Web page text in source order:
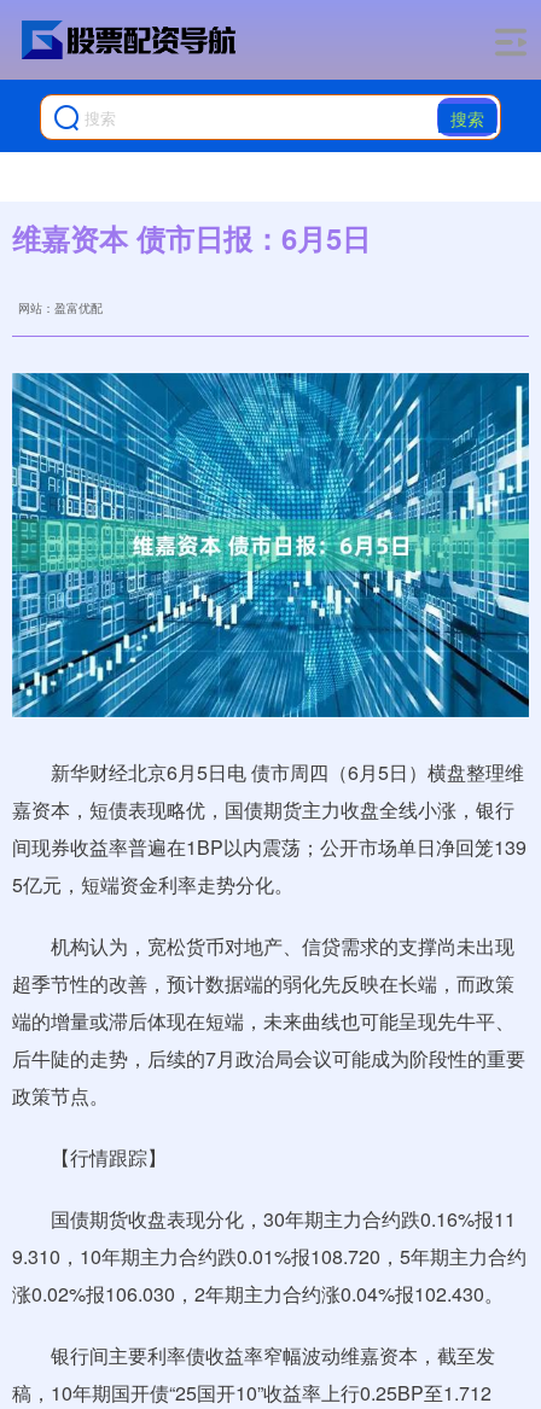
搜索
维嘉资本 债市日报：6月5日
网站：盈富优配
新华财经北京6月5日电 债市周四（6月5日）横盘整理维
嘉资本，短债表现略优，国债期货主力收盘全线小涨，银行
间现券收益率普遍在1BP以内震荡；公开市场单日净回笼139
5亿元，短端资金利率走势分化。
机构认为，宽松货币对地产、信贷需求的支撑尚未出现
超季节性的改善，预计数据端的弱化先反映在长端，而政策
端的增量或滞后体现在短端，未来曲线也可能呈现先牛平、
后牛陡的走势，后续的7月政治局会议可能成为阶段性的重要
政策节点。
【行情跟踪】
国债期货收盘表现分化，30年期主力合约跌0.16%报11
9.310，10年期主力合约跌0.01%报108.720，5年期主力合约
涨0.02%报106.030，2年期主力合约涨0.04%报102.430。
银行间主要利率债收益率窄幅波动维嘉资本，截至发
稿，10年期国开债“25国开10”收益率上行0.25BP至1.712